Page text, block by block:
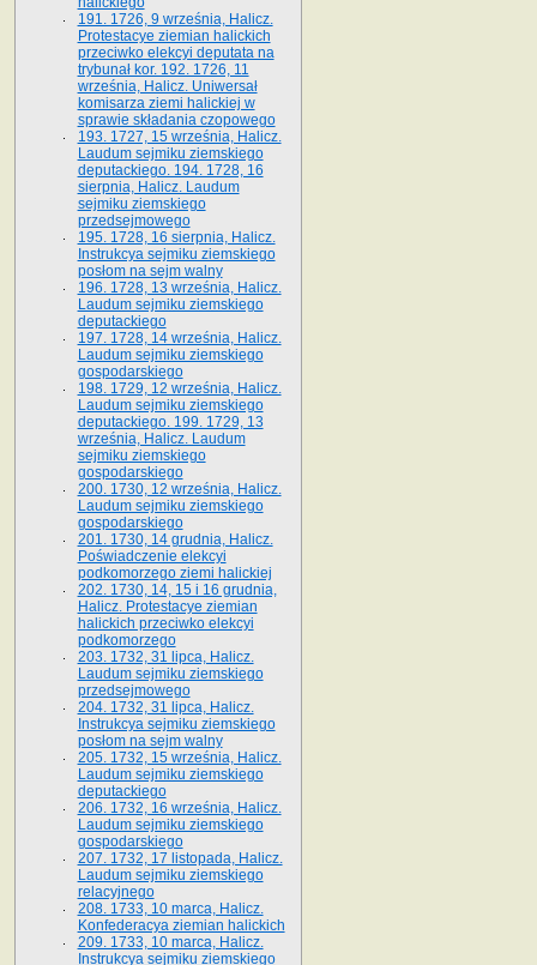
191. 1726, 9 września, Halicz.
Protestacye ziemian halickich
przeciwko elekcyi deputata na
trybunał kor. 192. 1726, 11
września, Halicz. Uniwersał
komisarza ziemi halickiej w
sprawie składania czopowego
193. 1727, 15 września, Halicz.
Laudum sejmiku ziemskiego
deputackiego. 194. 1728, 16
sierpnia, Halicz. Laudum
sejmiku ziemskiego
przedsejmowego
195. 1728, 16 sierpnia, Halicz.
Instrukcya sejmiku ziemskiego
posłom na sejm walny
196. 1728, 13 września, Halicz.
Laudum sejmiku ziemskiego
deputackiego
197. 1728, 14 września, Halicz.
Laudum sejmiku ziemskiego
gospodarskiego
198. 1729, 12 września, Halicz.
Laudum sejmiku ziemskiego
deputackiego. 199. 1729, 13
września, Halicz. Laudum
sejmiku ziemskiego
gospodarskiego
200. 1730, 12 września, Halicz.
Laudum sejmiku ziemskiego
gospodarskiego
201. 1730, 14 grudnia, Halicz.
Poświadczenie elekcyi
podkomorzego ziemi halickiej
202. 1730, 14, 15 i 16 grudnia,
Halicz. Protestacye ziemian
halickich przeciwko elekcyi
podkomorzego
203. 1732, 31 lipca, Halicz.
Laudum sejmiku ziemskiego
przedsejmowego
204. 1732, 31 lipca, Halicz.
Instrukcya sejmiku ziemskiego
posłom na sejm walny
205. 1732, 15 września, Halicz.
Laudum sejmiku ziemskiego
deputackiego
206. 1732, 16 września, Halicz.
Laudum sejmiku ziemskiego
gospodarskiego
207. 1732, 17 listopada, Halicz.
Laudum sejmiku ziemskiego
relacyjnego
208. 1733, 10 marca, Halicz.
Konfederacya ziemian halickich­
209. 1733, 10 marca, Halicz.
Instrukcya sejmiku ziemskiego